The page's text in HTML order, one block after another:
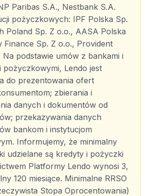
Paribas S.A., Nestbank S.A.
pożyczkowych: IPF Polska Sp.
Poland Sp. Z o.o., AASA Polska
Finance Sp. Z o.o., Provident
Na podstawie umów z bankami i
pożyczkowymi, Lendo jest
do prezentowania ofert
zbierania i
danych i dokumentów od
przekazywania danych
bankom i instytucjom
Informujemy, że minimalny
udzielane są kredyty i pożyczki
Platformy Lendo wynosi 3,
120 miesiące. Minimalne RRSO
Stopa Oprocentowania)